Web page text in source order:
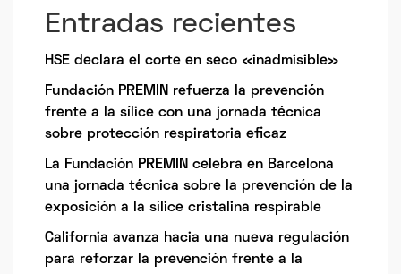
Entradas recientes
HSE declara el corte en seco «inadmisible»
Fundación PREMIN refuerza la prevención
frente a la sílice con una jornada técnica
sobre protección respiratoria eficaz
La Fundación PREMIN celebra en Barcelona
una jornada técnica sobre la prevención de la
exposición a la sílice cristalina respirable
California avanza hacia una nueva regulación
para reforzar la prevención frente a la